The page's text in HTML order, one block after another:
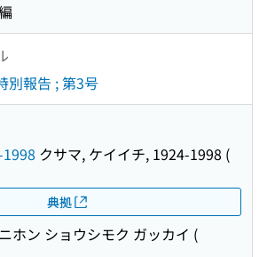
別報告 ; 第3号
クサマ, ケイイチ, 1924-1998 (
典拠
ニホン ショウシモク ガッカイ (